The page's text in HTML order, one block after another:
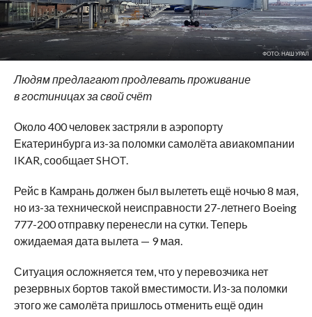
ФОТО: НАШ УРАЛ
Людям предлагают продлевать проживание
в гостиницах за свой счёт
Около 400 человек застряли в аэропорту
Екатеринбурга из-за поломки самолёта авиакомпании
IKAR, сообщает SHOT.
Рейс в Камрань должен был вылететь ещё ночью 8 мая,
но из-за технической неисправности 27-летнего Boeing
777-200 отправку перенесли на сутки. Теперь
ожидаемая дата вылета — 9 мая.
Ситуация осложняется тем, что у перевозчика нет
резервных бортов такой вместимости. Из-за поломки
этого же самолёта пришлось отменить ещё один